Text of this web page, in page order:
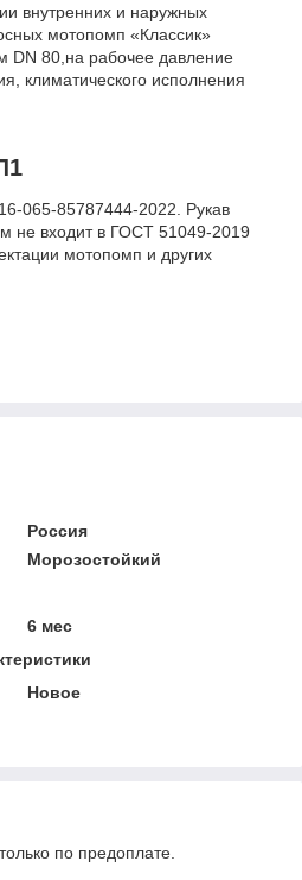
внутренних и наружных
мотопомп «Классик»
80,на рабочее давление
климатического исполнения
065-85787444-2022. Рукав
не входит в ГОСТ 51049-2019
мотопомп и других
Россия
Морозостойкий
6 мес
Новое
по предоплате.